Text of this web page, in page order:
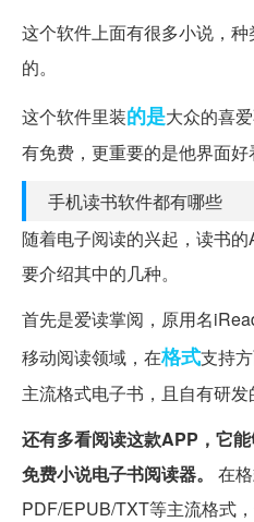
这个软件上面有很多小说，
的。
这个软件里装的是大众的喜
有免费，更重要的是他界面好
手机读书软件都有哪些
随着电子阅读的兴起，读书
要介绍其中的几种。
首先是爱读掌阅，原用名
移动阅读领域，在格式支持
主流格式电子书，且自有研发
还有多看阅读这款APP，它
免费小说电子书阅读器。
在
PDF/EPUB/TXT等主流格式